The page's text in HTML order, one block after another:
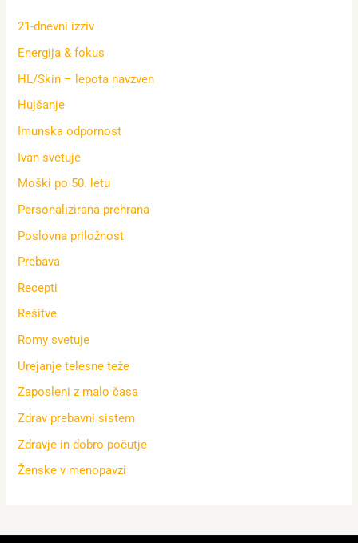
21-dnevni izziv
Energija & fokus
HL/Skin – lepota navzven
Hujšanje
Imunska odpornost
Ivan svetuje
Moški po 50. letu
Personalizirana prehrana
Poslovna priložnost
Prebava
Recepti
Rešitve
Romy svetuje
Urejanje telesne teže
Zaposleni z malo časa
Zdrav prebavni sistem
Zdravje in dobro počutje
Ženske v menopavzi